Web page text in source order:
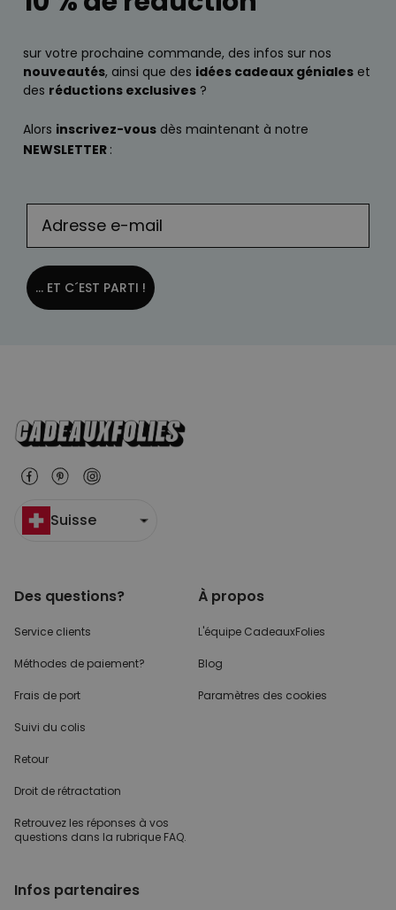
sur votre prochaine commande, des infos sur nos
nouveautés, ainsi que des idées cadeaux géniales et
des réductions exclusives ?
Alors inscrivez-vous dès maintenant à notre
NEWSLETTER :
... ET C´EST PARTI !
Suisse
Des questions?
Service clients
Méthodes de paiement?
Frais de port
Suivi du colis
Retour
Droit de rétractation
Retrouvez les réponses à vos
questions dans la rubrique FAQ.
À propos
L'équipe CadeauxFolies
Blog
Paramètres des cookies
Infos partenaires